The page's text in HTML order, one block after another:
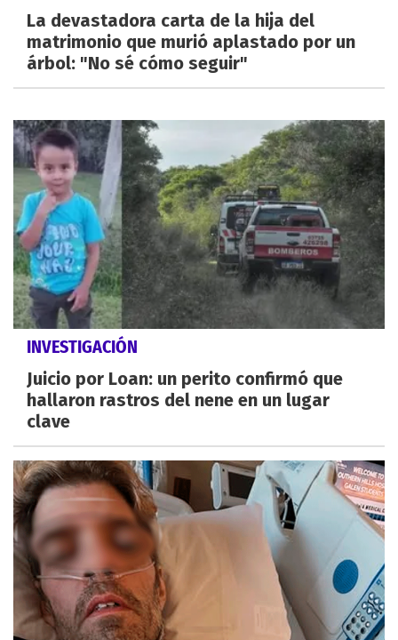
La devastadora carta de la hija del
matrimonio que murió aplastado por un
árbol: "No sé cómo seguir"
INVESTIGACIÓN
Juicio por Loan: un perito confirmó que
hallaron rastros del nene en un lugar
clave